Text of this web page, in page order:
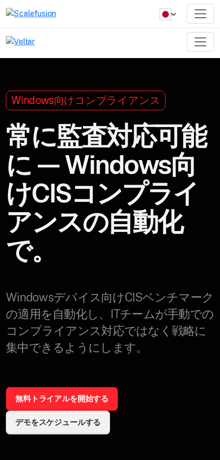
Windows向けコンプライアンス
常に監査対応可能
に — Windows向
けCISコンプライ
アンスの自動化
で。
Windowsデバイス向けCISベンチマーク
の適用を自動化し、ITチームが手動での
コンプライアンス対応ではなく戦略に
集中できるようにします。
無料トライアルを開始する
デモをスケジュールする